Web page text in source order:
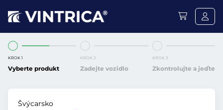
KROK 1
Vyberte produkt
KROK 2
Zadejte vozidlo
KROK 3
Zkontrolujte a jeďte
Švýcarsko